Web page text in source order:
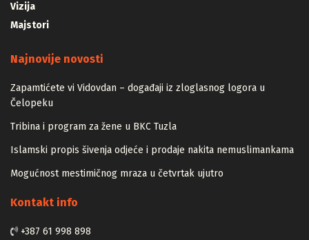
Vizija
Majstori
Najnovije novosti
Zapamtićete vi Vidovdan – događaji iz zloglasnog logora u
Čelopeku
Tribina i program za žene u BKC Tuzla
Islamski propis šivenja odjeće i prodaje nakita nemuslimankama
Mogućnost mestimičnog mraza u četvrtak ujutro
Kontakt info
+387 61 998 898